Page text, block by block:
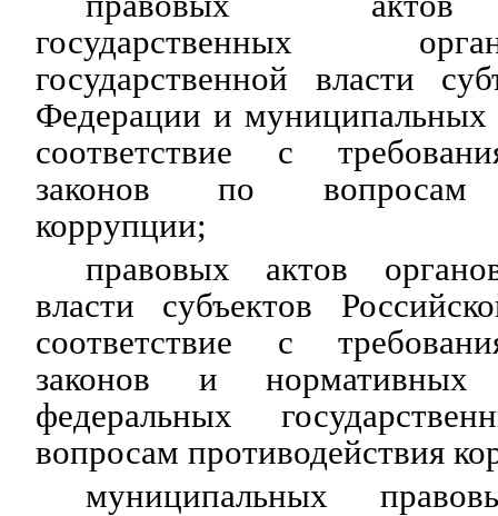
государственных
государственной власти
Федерации и муниципальных
соответствие с
законов по вопросам
коррупции;
правовых актов
власти субъектов
соответствие с
законов и нормативных
федеральных
вопросам противодействия
муниципальных